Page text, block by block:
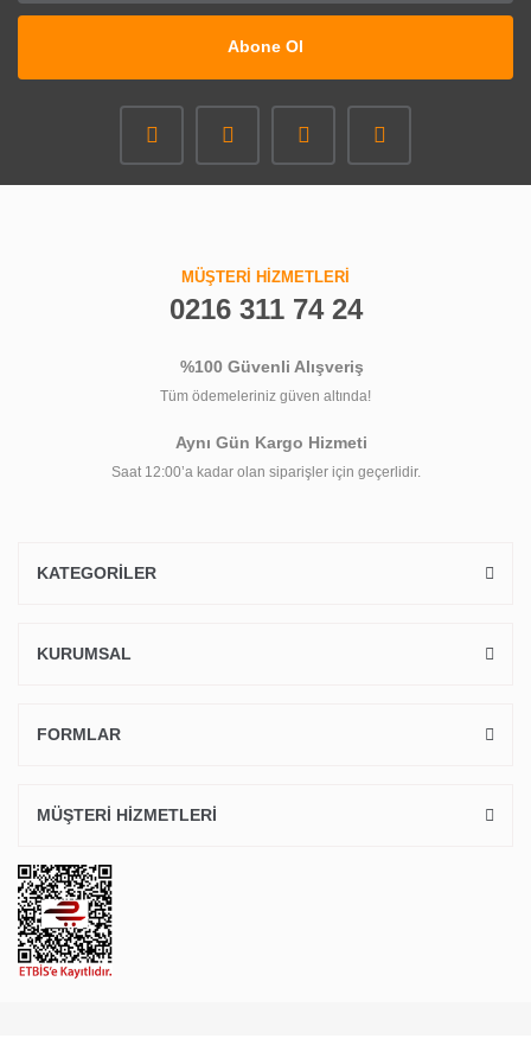
Abone Ol
MÜŞTERİ HİZMETLERİ
0216 311 74 24
%100 Güvenli Alışveriş
Tüm ödemeleriniz güven altında!
Aynı Gün Kargo Hizmeti
Saat 12:00’a kadar olan siparişler için geçerlidir.
KATEGORİLER
KURUMSAL
FORMLAR
MÜŞTERİ HİZMETLERİ